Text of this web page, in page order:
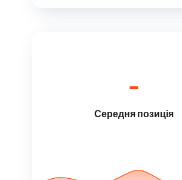
-
Середня позиція